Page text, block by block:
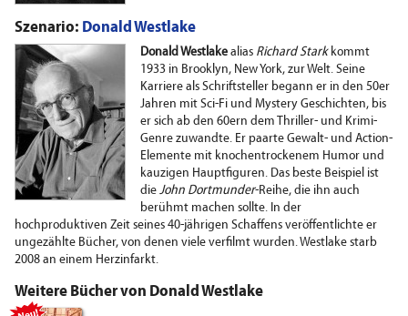
Szenario: Donald Westlake
Donald Westlake alias Richard Starkkommt
1933 in Brooklyn, New York, zur Welt. Seine
Karriere als Schriftsteller begann er in den 50er
Jahren mit Sci-Fi und Mystery Geschichten, bis
er sich ab den 60ern dem Thriller- und Krimi-
Genre zuwandte. Er paarte Gewalt- und Action-
Elemente mit knochentrockenem Humor und
kauzigen Hauptfiguren. Das beste Beispiel ist
die John Dortmunder-Reihe, die ihn auch
berühmt machen sollte. In der
hochproduktiven Zeit seines 40-jährigen Schaffens veröffentlichte er
ungezählte Bücher, von denen viele verfilmt wurden. Westlake starb
2008 an einem Herzinfarkt.
Weitere Bücher von Donald Westlake
Neu!